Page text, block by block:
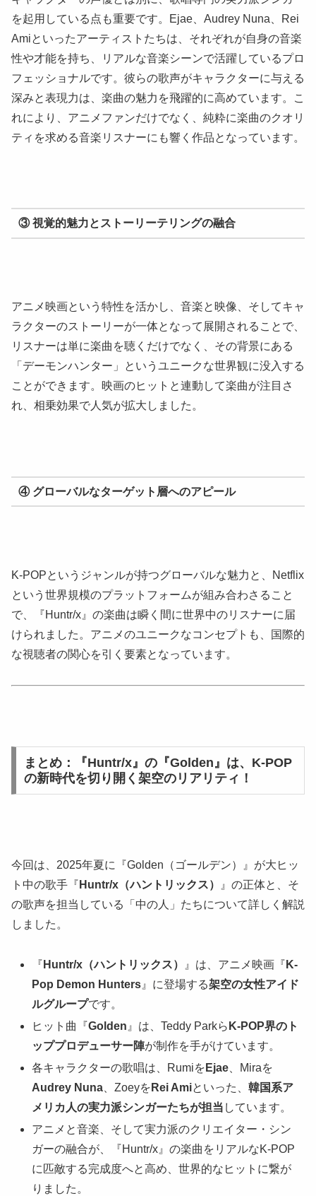
を起用している点も重要です。Ejae、Audrey Nuna、Rei
Amiといったアーティストたちは、それぞれが自身の音楽
性や才能を持ち、リアルな音楽シーンで活躍しているプロ
フェッショナルです。彼らの歌声がキャラクターに与える
深みと表現力は、楽曲の魅力を飛躍的に高めています。こ
れにより、アニメファンだけでなく、純粋に楽曲のクオリ
ティを求める音楽リスナーにも響く作品となっています。
③ 視覚的魅力とストーリーテリングの融合
アニメ映画という特性を活かし、音楽と映像、そしてキャ
ラクターのストーリーが一体となって展開されることで、
リスナーは単に楽曲を聴くだけでなく、その背景にある
「デーモンハンター」というユニークな世界観に没入する
ことができます。映画のヒットと連動して楽曲が注目さ
れ、相乗効果で人気が拡大しました。
④ グローバルなターゲット層へのアピール
K-POPというジャンルが持つグローバルな魅力と、Netflix
という世界規模のプラットフォームが組み合わさること
で、『Huntr/x』の楽曲は瞬く間に世界中のリスナーに届
けられました。アニメのユニークなコンセプトも、国際的
な視聴者の関心を引く要素となっています。
まとめ：『Huntr/x』の『Golden』は、K-POP
の新時代を切り開く架空のリアリティ！
今回は、2025年夏に『Golden（ゴールデン）』が大ヒッ
ト中の歌手『 Huntr/x（ハントリックス）
』の正体と、そ
の歌声を担当している「中の人」たちについて詳しく解説
しました。
『 Huntr/x（ハントリックス） 』は、アニメ映画『 K-
Pop Demon Hunters 』に登場する架空の女性アイド
ルグループです。
ヒット曲『Golden 』は、Teddy Parkら K-POP界のト
ッププロデューサー陣が制作を手がけています。
各キャラクターの歌唱は、Rumiを Ejae 、Miraを
Audrey Nuna 、Zoeyを Rei Amiといった、韓国系ア
メリカ人の実力派シンガーたちが担当 しています。
アニメと音楽、そして実力派のクリエイター・シン
ガーの融合が、『Huntr/x』の楽曲をリアルなK-POP
に匹敵する完成度へと高め、世界的なヒットに繋が
りました。